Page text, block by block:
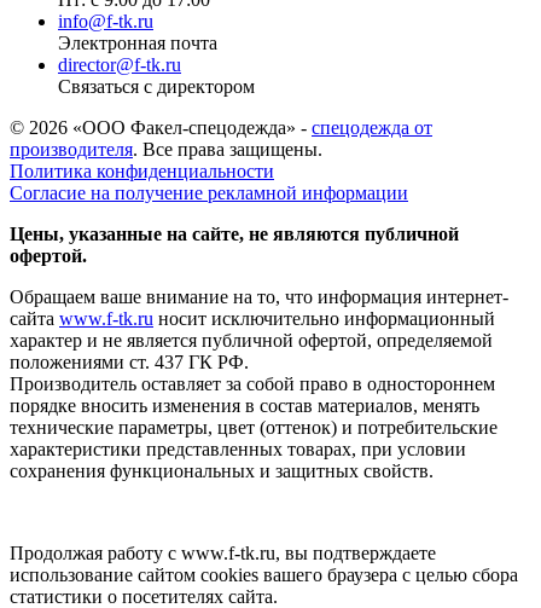
info@f-tk.ru
Электронная почта
director@f-tk.ru
Связаться с директором
© 2026 «ООО Факел-спецодежда» - спецодежда от
производителя. Все права защищены.
Политика конфиденциальности
Согласие на получение рекламной информации
Цены, указанные на сайте, не являются публичной
офертой.
Обращаем ваше внимание на то, что информация интернет-
сайта www.f-tk.ru носит исключительно информационный
характер и не является публичной офертой, определяемой
положениями ст. 437 ГК РФ.
Производитель оставляет за собой право в одностороннем
порядке вносить изменения в состав материалов, менять
технические параметры, цвет (оттенок) и потребительские
характеристики представленных товарах, при условии
сохранения функциональных и защитных свойств.
Продолжая работу с www.f-tk.ru, вы подтверждаете
использование сайтом cookies вашего браузера с целью сбора
статистики о посетителях сайта.